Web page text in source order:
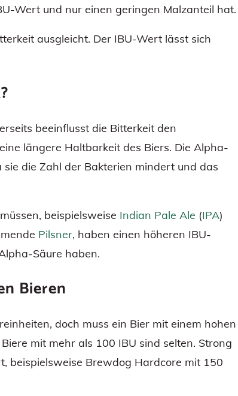
Wert und nur einen geringen Malzanteil hat.
ausgleicht. Der IBU-Wert lässt sich
beeinflusst die Bitterkeit den
längere Haltbarkeit des Biers. Die Alpha-
die Zahl der Bakterien mindert und das
beispielsweise Indian Pale Ale (IPA)
Pilsner, haben einen höheren IBU-
Säure haben.
Bieren
doch muss ein Bier mit einem hohen
mit mehr als 100 IBU sind selten. Strong
beispielsweise Brewdog Hardcore mit 150